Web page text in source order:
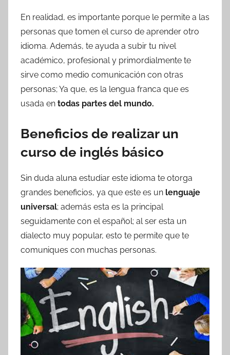
En realidad, es importante porque le permite a las
personas que tomen el curso de aprender otro
idioma. Además, te ayuda a subir tu nivel
académico, profesional y primordialmente te
sirve como medio comunicación con otras
personas; Ya que, es la lengua franca que es
usada en todas partes del mundo.
Beneficios de realizar un
curso de inglés básico
Sin duda aluna estudiar este idioma te otorga
grandes beneficios, ya que este es un lenguaje
universal; además esta es la principal
seguidamente con el español; al ser esta un
dialecto muy popular, esto te permite que te
comuniques con muchas personas.